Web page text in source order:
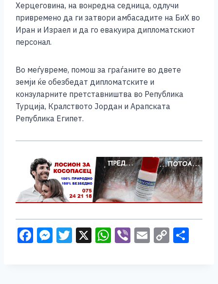
Херцеговина, на вонредна седница, одлучи
привремено да ги затвори амбасадите на БиХ во
Иран и Израел и да го евакуира дипломатскиот
персонал.
Во меѓувреме, помош за граѓаните во двете
земји ќе обезбедат дипломатските и
конзуларните претставништва во Република
Турција, Кралството Јордан и Арапската
Република Египет.
F M T X W Vi E C